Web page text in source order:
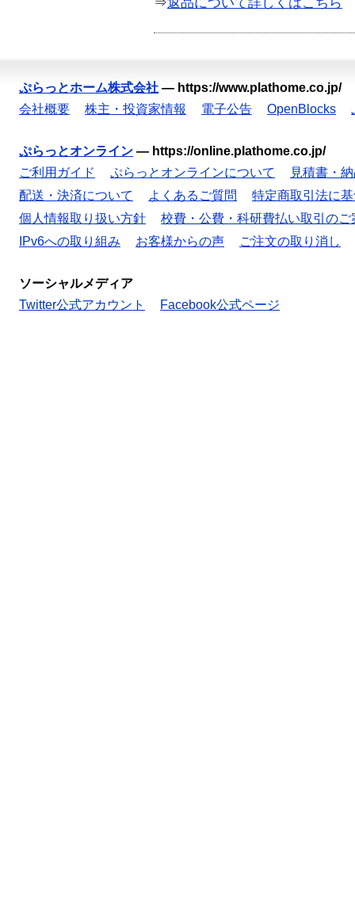
⇒返品について詳しくはこちら
ぷらっとホーム株式会社 — https://www.plathome.co.jp/
会社概要
株主・投資家情報 電子公告 OpenBlocks
ぷらっとオンライン — https://online.plathome.co.jp/
ご利用ガイド
ぷらっとオンラインについて
見積書・
配送・決済について
よくあるご質問
特定商取引法に
個人情報取り扱い方針
校費・公費・科研費払い取引のご
IPv6への取り組み
お客様からの声 ご注文の取り消し
ソーシャルメディア
Twitter公式アカウント
Facebook公式ページ